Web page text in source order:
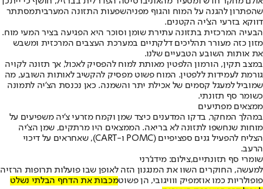
שהפתרון להגנה על המוח והגוף מפניהשפעות התזונה המערביתמסתתר
דווקא בזרעי הצ'יה הקטנים.
הבעיה המרכזית בתזונה עתירת שומן וסוכר היא הפגיעה בציר המעי מוח.
מזון כזה מעורר תהליכים דלקתיים במערכת העצבים המרכזית ומשבש
את אותות השובע הטבעיים שלנו.
במצב תקין, הורמון הלפטין מאותת למוח להפסיק לאכול, אך תזונה לקויה
גורמת לעמידות ללפטין. המוח פשוט מפסיק להקשיב לאותות השובע, מה
שמוביל למעגל קסמים של אכילת יתר והשמנה. כאן נכנסת הצ'יה לתמונה
כשומר סף תזונתי.
ממצאים מפתיעים
במהלך המחקר, בדקו המדענים כיצד שמן וקמח מזרעי צ'יה משפיעים על
מוחות שנחשפו לתזונה לא בריאה. הממצאים היו מרתקים, שמן הצ'יה
הצליח להפעיל גנים ספציפיים (POMC ו-CART), שאחראים על דיכוי
הרעב.
שומרי סף תזונתיים,צילום: מידג'רני
למעשה, החוקרים השוו את המנגנון הזה לאופן שבו פועלות תרופות הרזיה
פופולריות כמו אוזמפיק ווויגובי, הן פשוטמכבות את הדחף הבלתי נשלט